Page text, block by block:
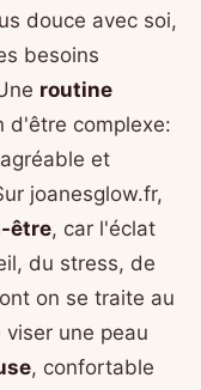
douce avec soi,
besoins
routine
d'être complexe:
et
joanesglow.fr,
être, car l'éclat
du stress, de
on se traite au
une peau
, confortable